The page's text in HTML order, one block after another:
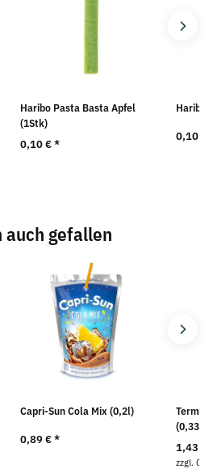
Haribo Pasta Basta Apfel
(1Stk)
0,10 €*
0,10 €
auch gefallen
Capri-Sun Cola Mix (0,2l)
0,89 €*
Terme
(0,33l)
1,43 €
zzgl.